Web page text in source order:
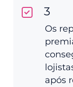
3
Os
após